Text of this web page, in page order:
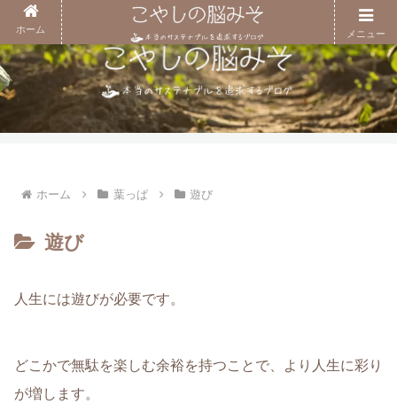
ホーム 葉っぱ 遊び
遊び
人生には遊びが必要です。
どこかで無駄を楽しむ余裕を持つことで、より人生に彩り
が増します。
ホーム メニュー